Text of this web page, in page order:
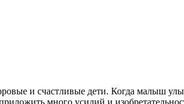
и счастливые дети. Когда малыш